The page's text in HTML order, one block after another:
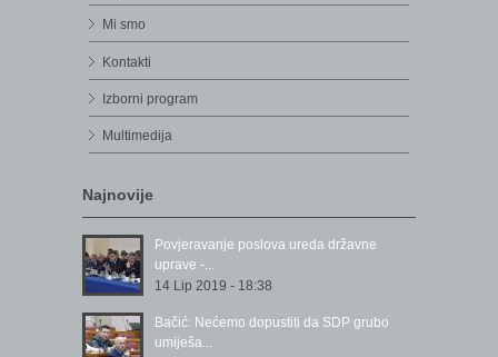
Mi smo
Kontakti
Izborni program
Multimedija
Najnovije
Povjeravanje poslova ureda državne
uprave -...
14 Lip 2019 - 18:38
Bačić: Nećemo dopustiti da SDP grubo
umiješa...